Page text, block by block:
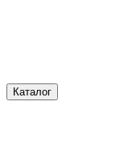
Каталог